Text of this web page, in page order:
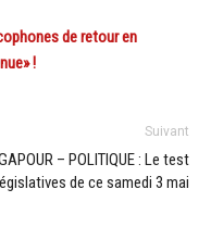
de retour en
!
Suivant
– POLITIQUE : Le test
de ce samedi 3 mai